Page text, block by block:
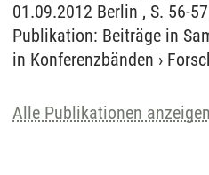
01.09.2012 Berlin , S. 56-
Publikation: Beiträge in
in Konferenzbänden ›
Alle Publikationen anzeigen